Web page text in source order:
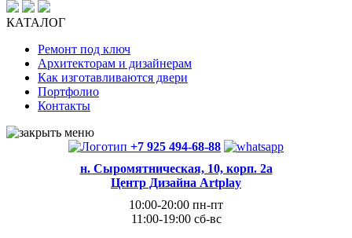
КАТАЛОГ
Ремонт под ключ
Архитекторам и дизайнерам
Как изготавливаются двери
Портфолио
Контакты
+7 925 494-68-88
н. Сыромятническая, 10, корп. 2а
Центр Дизайна Artplay
10:00-20:00 пн-пт
11:00-19:00 сб-вс